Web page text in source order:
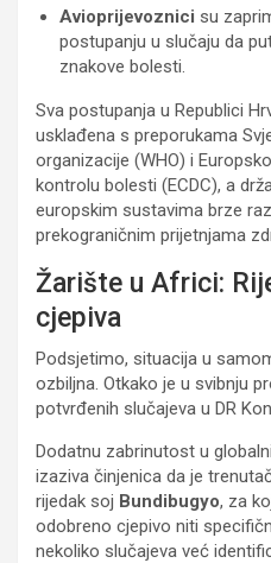
Avioprijevoznici su
postupanju u slučaju da
znakove bolesti.
Sva postupanja u Republici
usklađena s preporukama
organizacije (WHO) i
kontrolu bolesti (ECDC), a
europskim sustavima brze
prekograničnim prijetnjama
Žarište u Africi:
cjepiva
Podsjetimo, situacija u
ozbiljna. Otkako je u svibnju
potvrđenih slučajeva u DR
Dodatnu zabrinutost u
izaziva činjenica da je
rijedak soj Bundibugyo, za
odobreno cjepivo niti
nekoliko slučajeva već